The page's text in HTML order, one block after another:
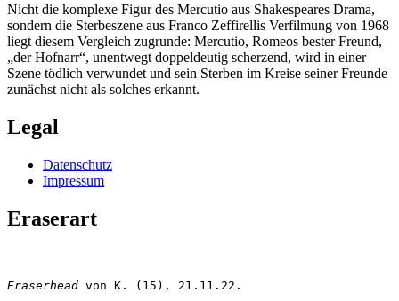
Nicht die komplexe Figur des Mercutio aus Shakespeares Drama,
sondern die Sterbeszene aus Franco Zeffirellis Verfilmung von 1968
liegt diesem Vergleich zugrunde: Mercutio, Romeos bester Freund,
„der Hofnarr“, unentwegt doppeldeutig scherzend, wird in einer
Szene tödlich verwundet und sein Sterben im Kreise seiner Freunde
zunächst nicht als solches erkannt.
Legal
Datenschutz
Impressum
Eraserart
Eraserhead von K. (15), 21.11.22.